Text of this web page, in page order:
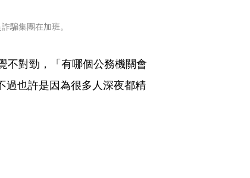
騙集團在加班。
不對勁，「有哪個公務機關會
過也許是因為很多人深夜都精